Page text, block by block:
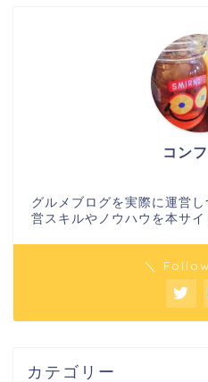
コン
グルメブログを実際に運営
営スキルやノウハウを本サイ
＼
カテゴリー